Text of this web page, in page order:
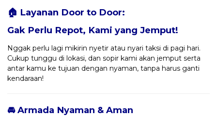
🏠 Layanan Door to Door:
Gak Perlu Repot, Kami yang Jemput!
Nggak perlu lagi mikirin nyetir atau nyari taksi di pagi hari.
Cukup tunggu di lokasi, dan sopir kami akan jemput serta
antar kamu ke tujuan dengan nyaman, tanpa harus ganti
kendaraan!
🚘 Armada Nyaman & Aman